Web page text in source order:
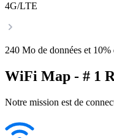
4G/LTE
240 Mo de données et
WiFi Map - # 1
Notre mission est de